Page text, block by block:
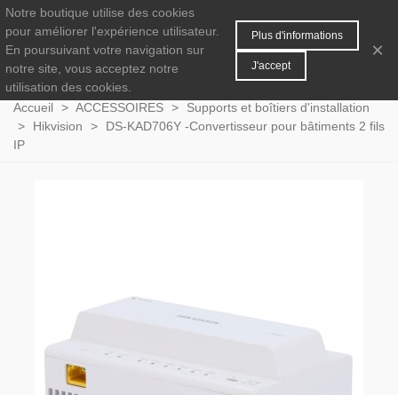
0 MENU
Accueil > ACCESSOIRES >
Supports et boîtiers d'installation
>
Hikvision >
DS-KAD706Y -Convertisseur pour bâtiments 2 fils
IP
Notre boutique utilise des cookies
pour améliorer l'expérience utilisateur.
En poursuivant votre navigation sur
notre site, vous acceptez notre
utilisation des cookies.
Plus d'informations
J'accept
×